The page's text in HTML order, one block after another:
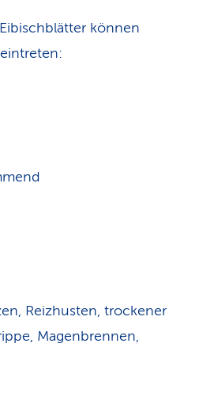
können
Reizhusten, trockener
Magenbrennen,